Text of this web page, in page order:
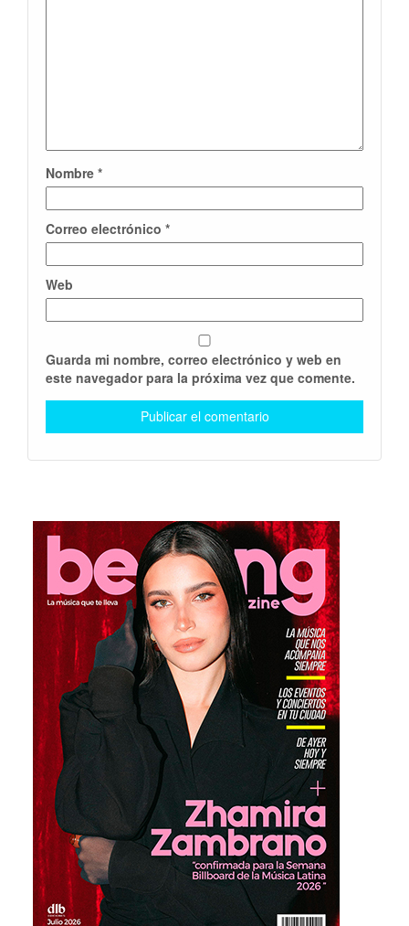
Nombre *
Correo electrónico *
Web
Guarda mi nombre, correo electrónico y web en
este navegador para la próxima vez que comente.